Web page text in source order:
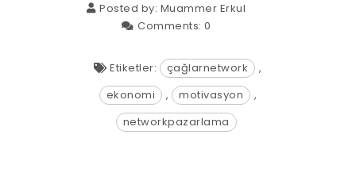
Posted by: Muammer Erkul
Comments: 0
Etiketler: çağlarnetwork
,
ekonomi
, motivasyon
,
networkpazarlama